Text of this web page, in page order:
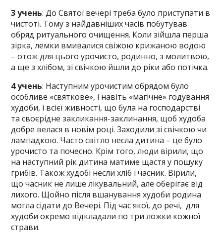
3 учень: До Святої вечері треба було приступати в
чистоті. Тому з найдавніших часів побутував
обряд ритуального очищення. Коли зійшла перша
зірка, лемки вмивалися свіжою крижаною водою
– отож для цього урочисто, родинно, з молитвою,
а ще з хлібом, зі свічкою йшли до ріки або потічка.
4 учень: Наступним урочистим обрядом було
особливе «святкове», і навіть «магічне» годування
худоби, і всієї живності, що була на господарстві
та своєрідне закликання-заклинання, щоб худоба
добре велася в новім році. Заходили зі свічкою чи
лампадкою. Часто світло несла дитина – це було
урочисто та почесно. Крім того, люди вірили, що
на наступний рік дитина матиме щастя у пошуку
грибів. Також худобі несли хліб і часник. Вірили,
що часник не лише лікувальний, але оберігає від
лихого. Щойно після вшанування худоби родина
могла сідати до Вечері. Під час якої, до речі, для
худоби окремо відкладали по три ложки кожної
страви.